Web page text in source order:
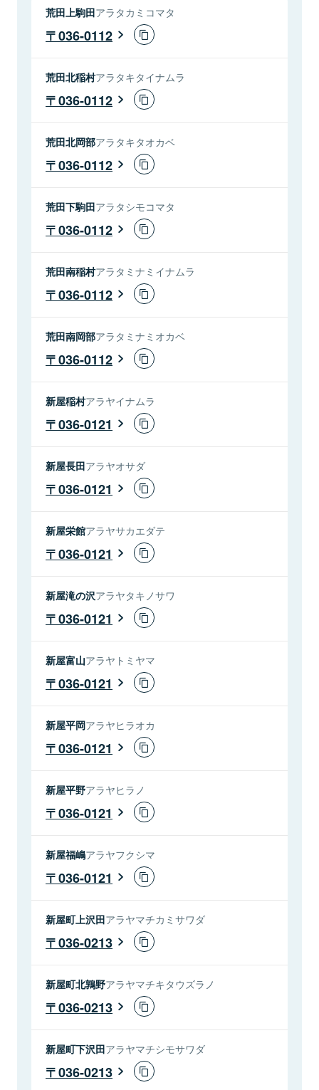
荒田上駒田アラタカミコマタ
036-0112
荒田北稲村アラタキタイナムラ
036-0112
荒田北岡部アラタキタオカベ
036-0112
荒田下駒田アラタシモコマタ
036-0112
荒田南稲村アラタミナミイナムラ
036-0112
荒田南岡部アラタミナミオカベ
036-0112
新屋稲村アラヤイナムラ
036-0121
新屋長田アラヤオサダ
036-0121
新屋栄館アラヤサカエダテ
036-0121
新屋滝の沢アラヤタキノサワ
036-0121
新屋富山アラヤトミヤマ
036-0121
新屋平岡アラヤヒラオカ
036-0121
新屋平野アラヤヒラノ
036-0121
新屋福嶋アラヤフクシマ
036-0121
新屋町上沢田アラヤマチカミサワダ
036-0213
新屋町北鶉野アラヤマチキタウズラノ
036-0213
新屋町下沢田アラヤマチシモサワダ
036-0213